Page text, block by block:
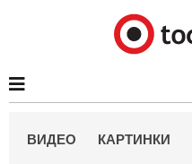
ВИДЕО КАРТИНКИ